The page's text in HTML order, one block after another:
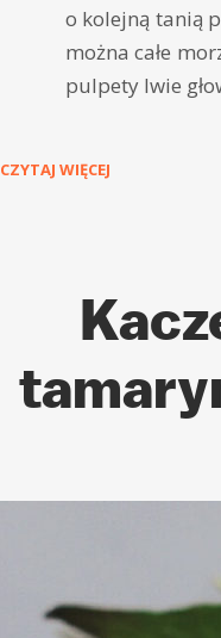
o kolejną tanią
można całe
pulpety lwie
CZYTAJ WIĘCEJ